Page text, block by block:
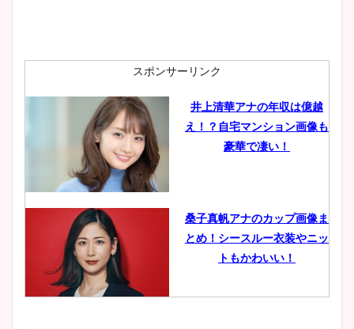
肉も凄い！
鈴木唯の太ってた時の体重が
ヤバすぎww原因や痩せたダ
豊島実季アナのカップ画像ま
とめ！美脚や水着姿に年齢も
スポンサーリンク
井上清華アナの年収は億越
え！？自宅マンション画像も
豪華で凄い！
桑子真帆アナのカップ画像ま
とめ！シースルー衣装やニッ
トもかわいい！